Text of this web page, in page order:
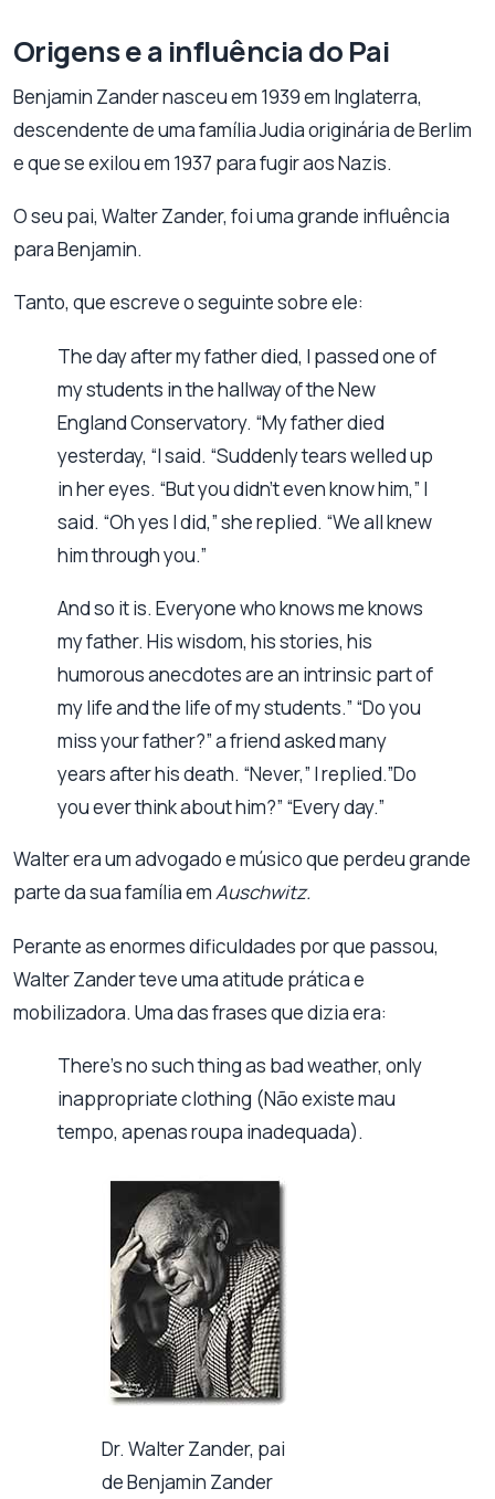
Origens e a influência do Pai
Benjamin Zander nasceu em 1939 em Inglaterra,
descendente de uma família Judia originária de Berlim
e que se exilou em 1937 para fugir aos Nazis.
O seu pai, Walter Zander, foi uma grande influência
para Benjamin.
Tanto, que escreve o seguinte sobre ele:
The day after my father died, I passed one of
my students in the hallway of the New
England Conservatory. “My father died
yesterday, “I said. “Suddenly tears welled up
in her eyes. “But you didn’t even know him,” I
said. “Oh yes I did,” she replied. “We all knew
him through you.”
And so it is. Everyone who knows me knows
my father. His wisdom, his stories, his
humorous anecdotes are an intrinsic part of
my life and the life of my students.” “Do you
miss your father?” a friend asked many
years after his death. “Never,” I replied.”Do
you ever think about him?” “Every day.”
Walter era um advogado e músico que perdeu grande
parte da sua família emAuschwitz.
Perante as enormes dificuldades por que passou,
Walter Zander teve uma atitude prática e
mobilizadora. Uma das frases que dizia era:
There’s no such thing as bad weather, only
inappropriate clothing (Não existe mau
tempo, apenas roupa inadequada).
Dr. Walter Zander, pai
de Benjamin Zander